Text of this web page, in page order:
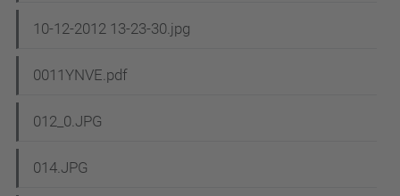
10-12-2012 13-23-30.jpg
0011YNVE.pdf
012_0.JPG
014.JPG